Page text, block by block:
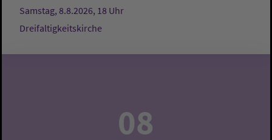
Samstag, 8.8.2026, 18 Uhr
Dreifaltigkeitskirche
08